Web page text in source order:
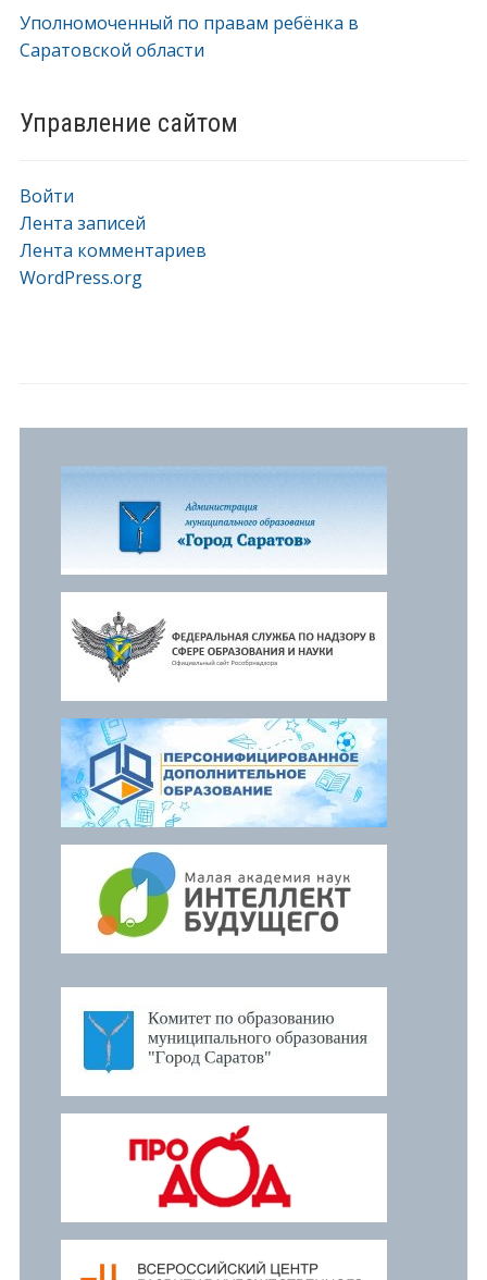
Уполномоченный по правам ребёнка в
Саратовской области
Управление сайтом
Войти
Лента записей
Лента комментариев
WordPress.org